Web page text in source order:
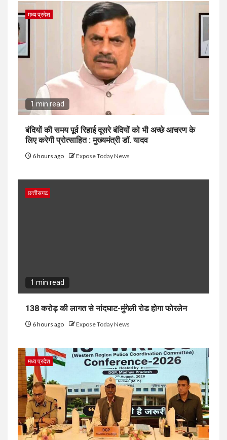
मध्य प्रदेश
1 min read
बंदियों की समय पूर्व रिहाई दूसरे बंदियों को भी अच्छे आचरण के
लिए करेगी प्रोत्साहित : मुख्यमंत्री डॉ. यादव
6 hours ago Expose Today News
छत्तीसगढ
1 min read
138 करोड़ की लागत से नांदघाट-मुंगेली रोड होगा फोरलेन
6 hours ago Expose Today News
मध्य प्रदेश